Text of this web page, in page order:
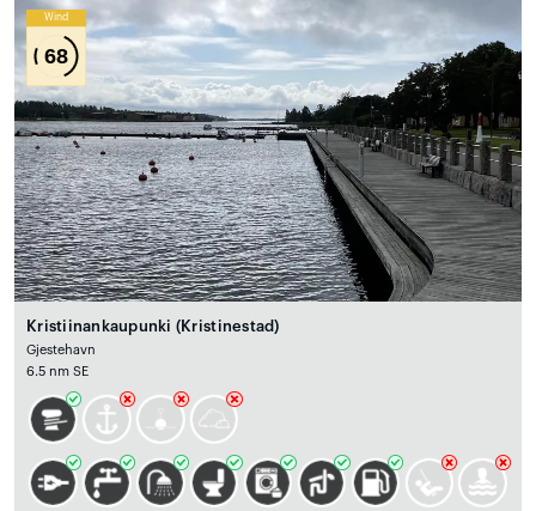
Wind
68
Kristiinankaupunki (Kristinestad)
Gjestehavn
6.5 nm SE